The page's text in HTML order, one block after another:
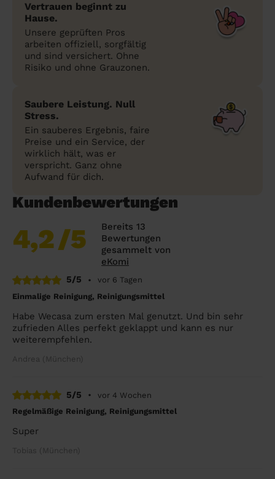
Vertrauen beginnt zu
Hause.
Unsere geprüften Pros
arbeiten offiziell, sorgfältig
und sind versichert. Ohne
Risiko und ohne Grauzonen.
Saubere Leistung. Null
Stress.
Ein sauberes Ergebnis, faire
Preise und ein Service, der
wirklich hält, was er
verspricht. Ganz ohne
Aufwand für dich.
Kundenbewertungen
4,2/5
Bereits 13
Bewertungen
gesammelt von
eKomi
5/5
•
vor 6 Tagen
Einmalige Reinigung, Reinigungsmittel
Habe Wecasa zum ersten Mal genutzt. Und bin sehr
zufrieden Alles perfekt geklappt und kann es nur
weiterempfehlen.
Andrea (München)
5/5 •
vor 4 Wochen
Regelmäßige Reinigung, Reinigungsmittel
Super
Tobias (München)